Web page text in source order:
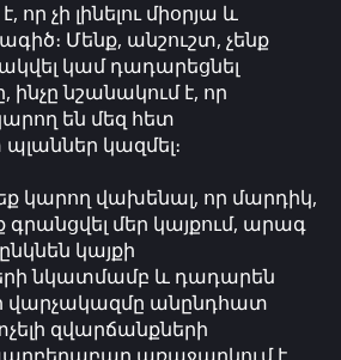
չի լինելու միօրյա և
Մենք, անշուշտ, չենք
կամ դադարեցնել
ինչը նշանակում է, որ
են մեզ հետ
կազմել։
կարող վախենալ, որ մարդիկ,
գրանցվել մեր կայքում, արագ
կայքի
նկատմամբ և դադարեն
վարչակազմը անընդհատ
զվարճանքների